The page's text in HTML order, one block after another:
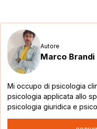
Autore
Marco Brandi
Mi occupo di psicologia
psicologia applicata allo
psicologia giuridica e